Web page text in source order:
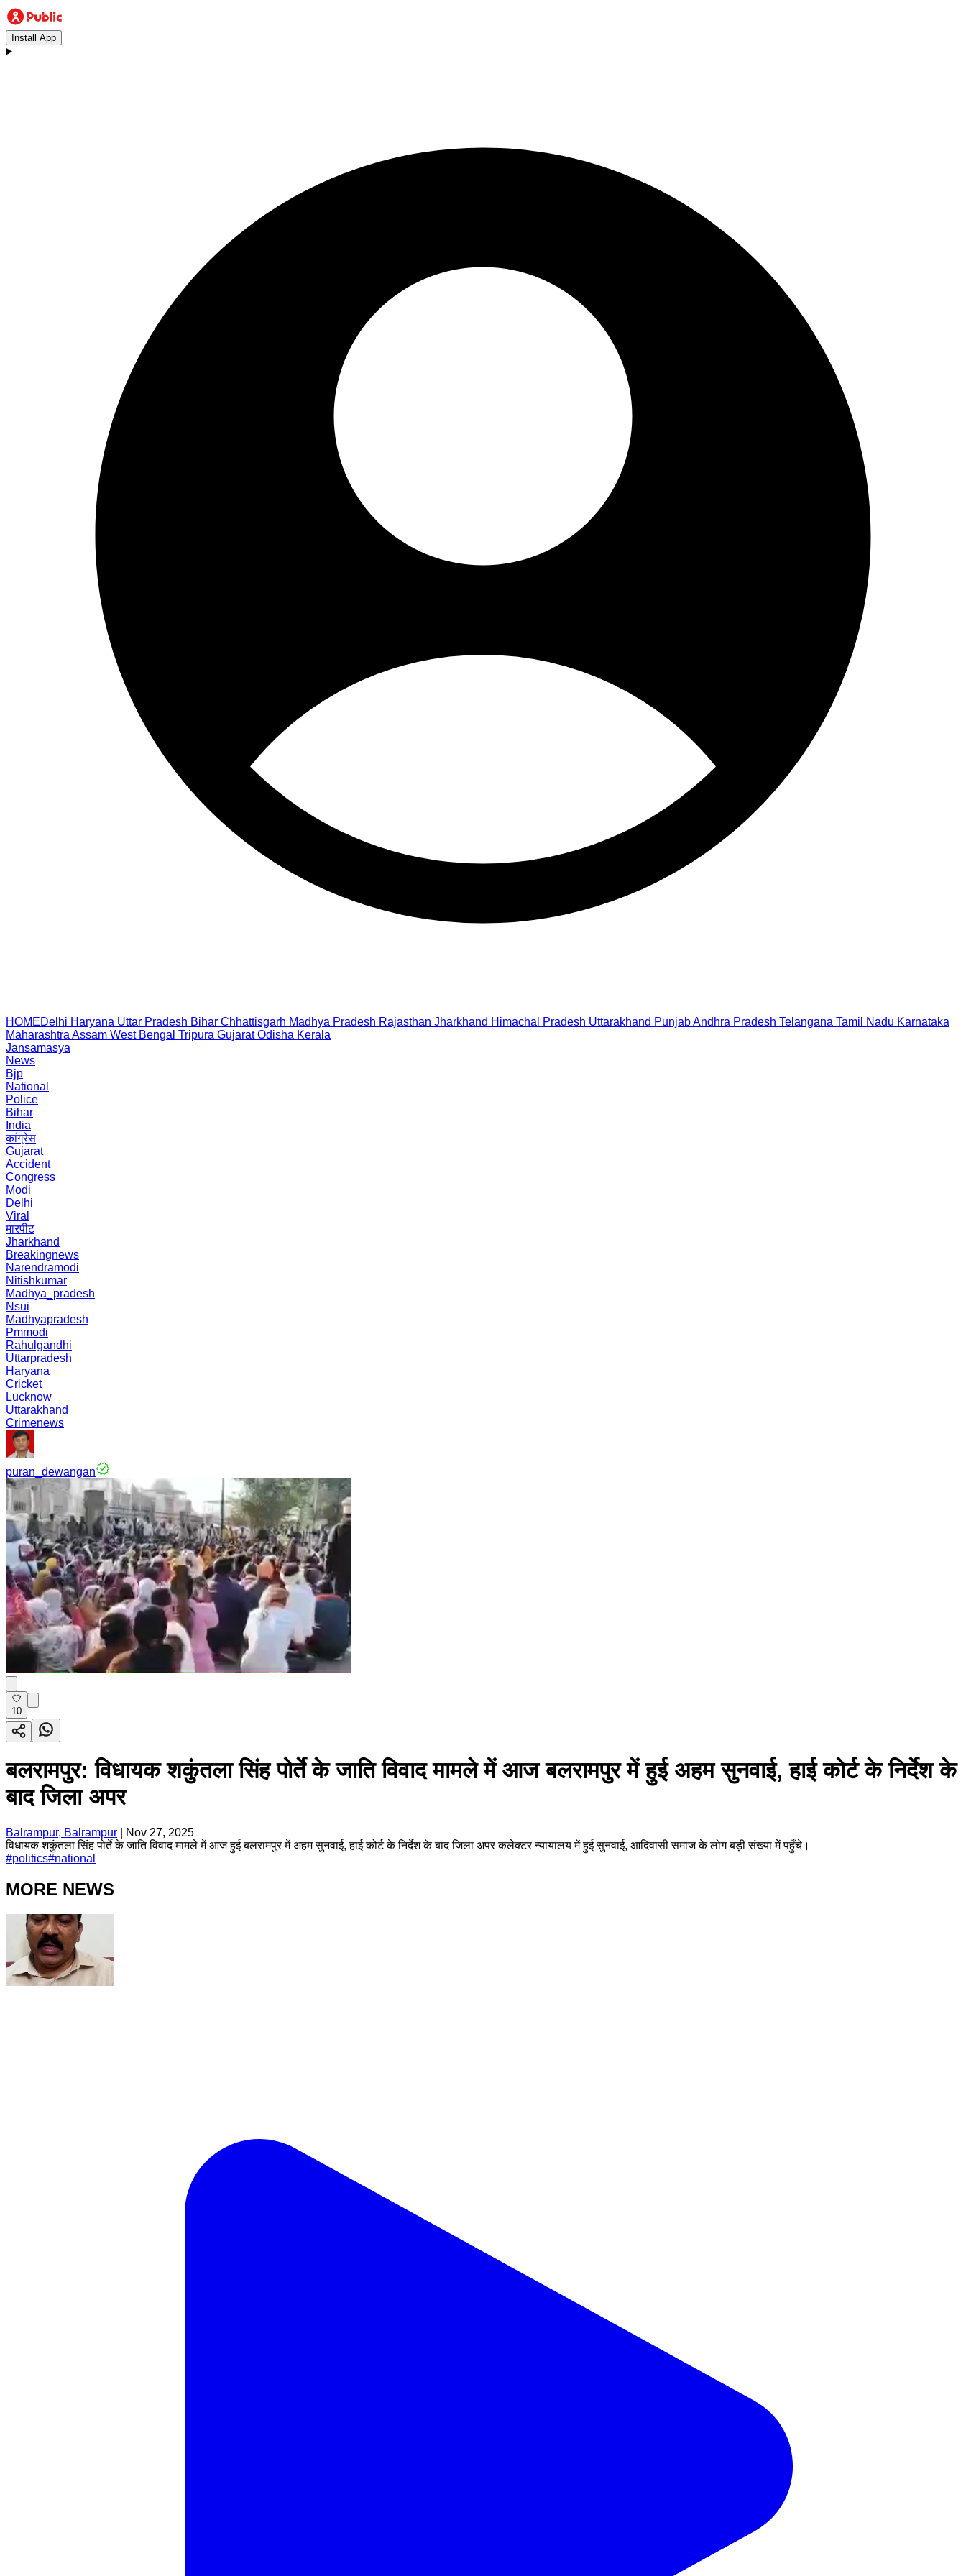
Install App
HOMEDelhi Haryana Uttar Pradesh Bihar Chhattisgarh Madhya Pradesh Rajasthan Jharkhand Himachal Pradesh Uttarakhand PunjabAndhra Pradesh Telangana Tamil Nadu Karnataka
Maharashtra Assam West Bengal Tripura Gujarat Odisha Kerala
Jansamasya
News
Bjp
National
Police
Bihar
India
कांग्रेस
Gujarat
Accident
Congress
Modi
Delhi
Viral
मारपीट
Jharkhand
Breakingnews
Narendramodi
Nitishkumar
Madhya_pradesh
Nsui
Madhyapradesh
Pmmodi
Rahulgandhi
Uttarpradesh
Haryana
Cricket
Lucknow
Uttarakhand
Crimenews
puran_dewangan
10
बलरामपुर: विधायक शकुंतला सिंह पोर्ते के जाति विवाद मामले में आज बलरामपुर में हुई अहम सुनवाई, हाई कोर्ट के निर्देश के
बाद जिला अपर
Balrampur, Balrampur
Nov 27, 2025
विधायक शकुंतला सिंह पोर्ते के जाति विवाद मामले में आज हुई बलरामपुर में अहम सुनवाई, हाई कोर्ट के निर्देश के बाद जिला अपर कलेक्टर न्यायालय में हुई सुनवाई, आदिवासी समाज के लोग बड़ी संख्या में पहुँचे।
#politics#national
MORE NEWS